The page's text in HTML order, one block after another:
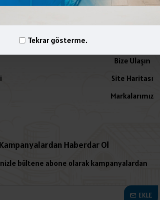
Tekrar gösterme.
Bize Ulaşın
Site Haritası
Markalarımız
Kampanyalardan Haberdar Ol
bültene abone olarak kampanyalardan
EKLE